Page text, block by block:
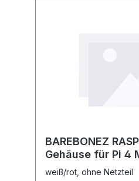
BAREBONEZ
Gehäuse für Pi 4
weiß/rot, ohne Netzteil